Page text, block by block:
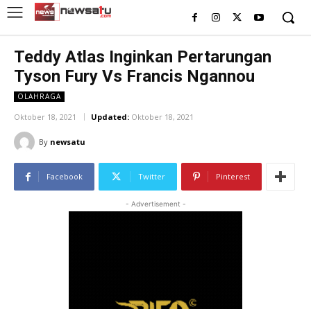
Teddy Atlas Inginkan Pertarungan
Tyson Fury Vs Francis Ngannou
OLAHRAGA
Oktober 18, 2021 Updated: Oktober 18, 2021
By newsatu
Facebook Twitter Pinterest
- Advertisement -